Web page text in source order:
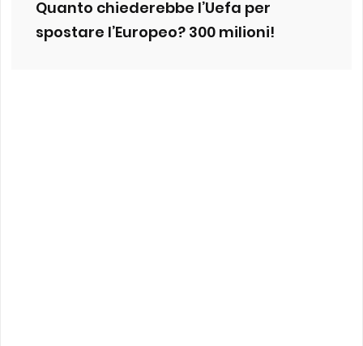
Quanto chiederebbe l’Uefa per
spostare l’Europeo? 300 milioni!